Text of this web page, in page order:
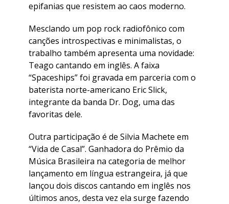
epifanias que resistem ao caos moderno.
Mesclando um pop rock radiofônico com
canções introspectivas e minimalistas, o
trabalho também apresenta uma novidade:
Teago cantando em inglês. A faixa
“Spaceships” foi gravada em parceria com o
baterista norte-americano Eric Slick,
integrante da banda Dr. Dog, uma das
favoritas dele.
Outra participação é de Silvia Machete em
“Vida de Casal”. Ganhadora do Prêmio da
Música Brasileira na categoria de melhor
lançamento em língua estrangeira, já que
lançou dois discos cantando em inglês nos
últimos anos, desta vez ela surge fazendo